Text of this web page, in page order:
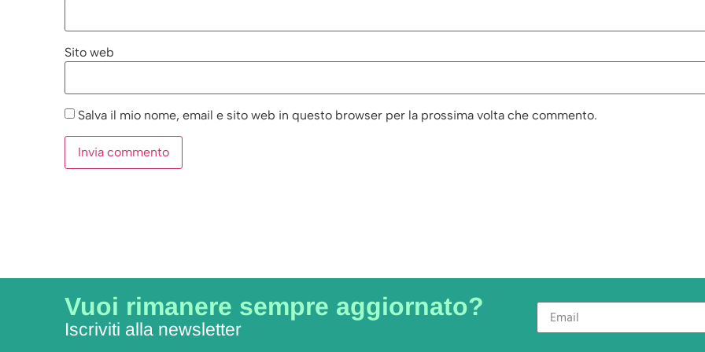
Sito web
Salva il mio nome, email e sito web in questo browser per la prossima volta che commento.
Vuoi rimanere sempre aggiornato?
Iscriviti alla newsletter